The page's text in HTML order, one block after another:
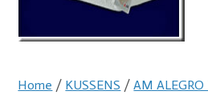
Home / KUSSENS /AM ALEGRO